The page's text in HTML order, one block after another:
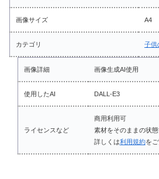
画像サイズ A4
カテゴリ 子供
画像詳細 画像生成AI使用
使用したAI DALL-E3
ライセンスなど
商用利用可
素材をそのままの状
詳しくは利用規約を